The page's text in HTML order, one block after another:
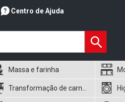
Centro de Ajuda
Massa e farinha